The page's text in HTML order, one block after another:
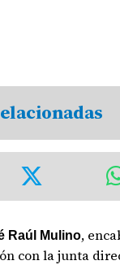
Raúl Mulino,
con la junta